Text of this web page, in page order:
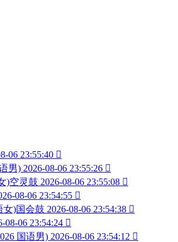
06 23:55:40 
男) 2026-08-06 23:55:26 
)空灵鼓 2026-08-06 23:55:08 
08-06 23:54:55 
女)国会鼓 2026-08-06 23:54:38 
08-06 23:54:24 
国语男) 2026-08-06 23:54:12 